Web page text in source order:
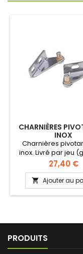
CHARNIÈRES
INOX
Charnières
inox. Livré par jeu
droite-réversible)
amovible (porte
démontable).
fixation allongés
réglage facile de
Prix
27,40 €
 Ajouter au
PRODUITS